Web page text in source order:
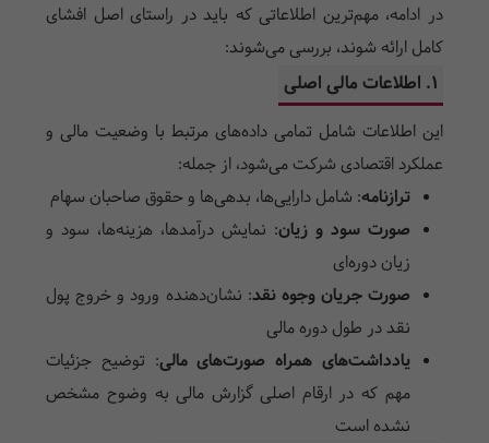
در ادامه، مهم‌ترین اطلاعاتی که باید در راستای اصل افشای
کامل ارائه شوند، بررسی می‌شوند:
1. اطلاعات مالی اصلی
این اطلاعات شامل تمامی داده‌های مرتبط با وضعیت مالی و
عملکرد اقتصادی شرکت می‌شود، از جمله:
ترازنامه: شامل دارایی‌ها، بدهی‌ها و حقوق صاحبان سهام
صورت سود و زیان: نمایش درآمدها، هزینه‌ها، سود و
زیان دوره‌ای
صورت جریان وجوه نقد: نشان‌دهنده ورود و خروج پول
نقد در طول دوره مالی
یادداشت‌های همراه صورت‌های مالی: توضیح جزئیات
مهم که در ارقام اصلی گزارش مالی به وضوح مشخص
نشده است